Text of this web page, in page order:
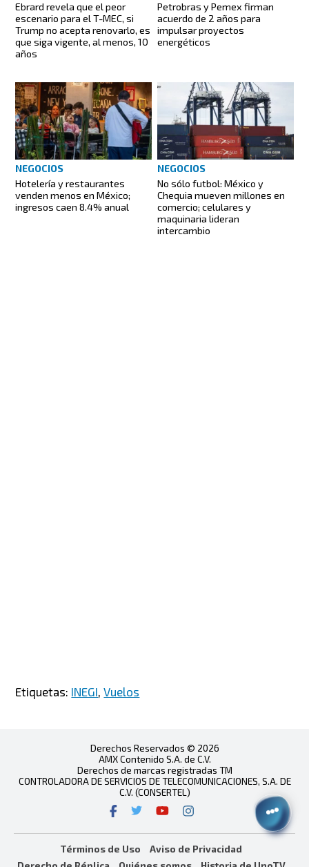
Ebrard revela que el peor
escenario para el T-MEC, si
Trump no acepta renovarlo, es
que siga vigente, al menos, 10
años
Petrobras y Pemex firman
acuerdo de 2 años para
impulsar proyectos
energéticos
NEGOCIOS
Hotelería y restaurantes
venden menos en México;
ingresos caen 8.4% anual
NEGOCIOS
No sólo futbol: México y
Chequia mueven millones en
comercio; celulares y
maquinaria lideran
intercambio
Etiquetas: INEGI ,Vuelos
Derechos Reservados © 2026
AMX Contenido S.A. de C.V.
Derechos de marcas registradas TM
CONTROLADORA DE SERVICIOS DE TELECOMUNICACIONES, S.A. DE
C.V. (CONSERTEL)
Términos de Uso
Aviso de Privacidad